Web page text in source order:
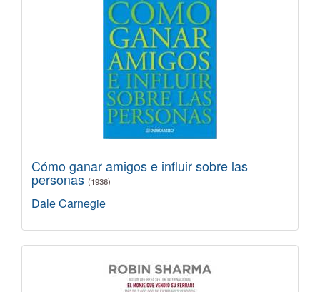
Cómo ganar amigos e influir sobre las
personas (1936)
Dale Carnegie